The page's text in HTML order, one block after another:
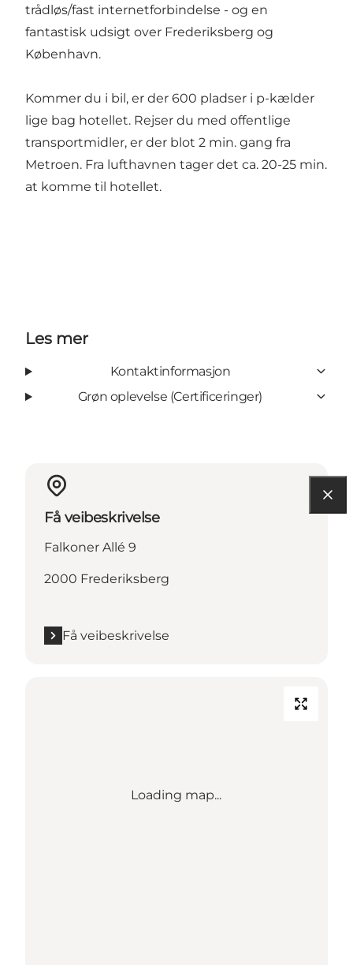
trådløs/fast internetforbindelse - og en
fantastisk udsigt over Frederiksberg og
København.
Kommer du i bil, er der 600 pladser i p-kælder
lige bag hotellet. Rejser du med offentlige
transportmidler, er der blot 2 min. gang fra
Metroen. Fra lufthavnen tager det ca. 20-25 min.
at komme til hotellet.
Les mer
Kontaktinformasjon
Grøn oplevelse (Certificeringer)
Få veibeskrivelse
Falkoner Allé 9
2000 Frederiksberg
Få veibeskrivelse
Loading map...